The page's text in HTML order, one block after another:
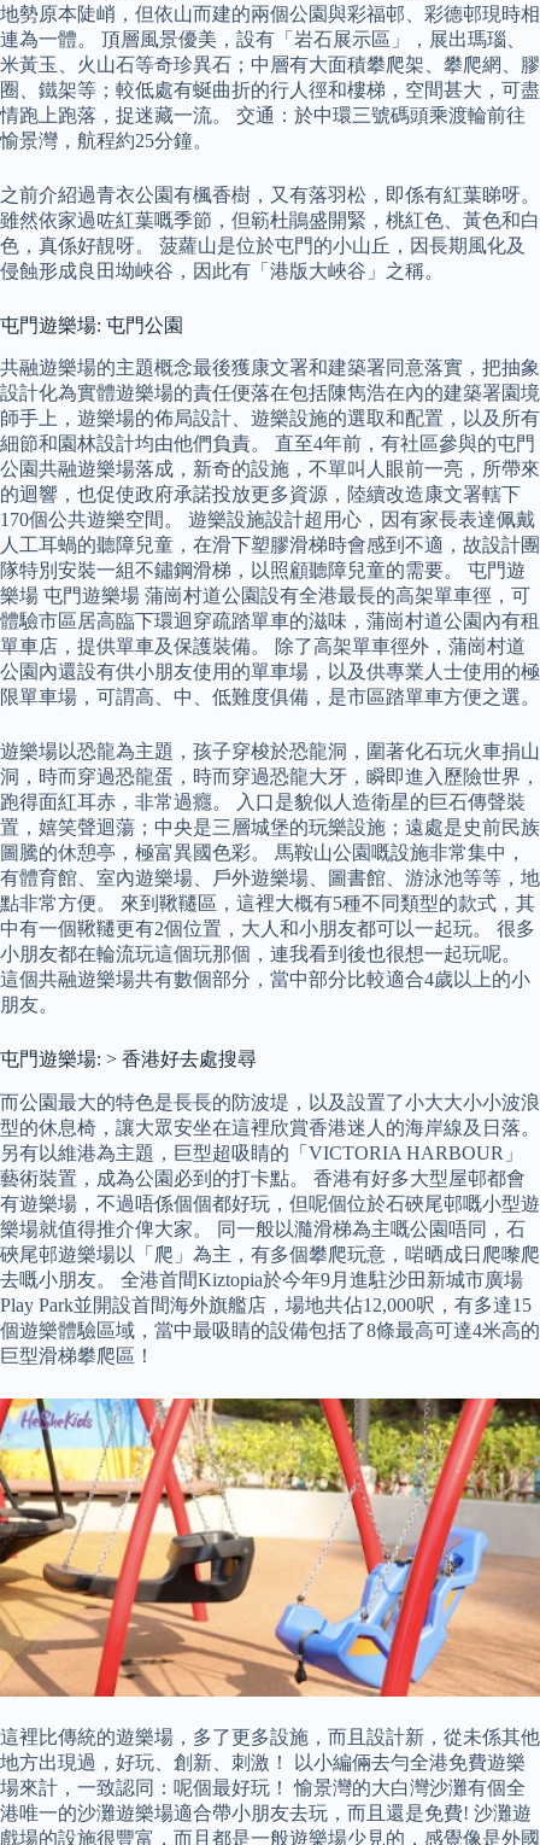
地勢原本陡峭，但依山而建的兩個公園與彩福邨、彩德邨現時相
連為一體。 頂層風景優美，設有「岩石展示區」，展出瑪瑙、
米黃玉、火山石等奇珍異石；中層有大面積攀爬架、攀爬網、膠
圈、鐵架等；較低處有蜒曲折的行人徑和樓梯，空間甚大，可盡
情跑上跑落，捉迷藏一流。 交通：於中環三號碼頭乘渡輪前往
愉景灣，航程約25分鐘。
之前介紹過青衣公園有楓香樹，又有落羽松，即係有紅葉睇呀。
雖然依家過咗紅葉嘅季節，但簕杜鵑盛開緊，桃紅色、黃色和白
色，真係好靚呀。 菠蘿山是位於屯門的小山丘，因長期風化及
侵蝕形成良田坳峽谷，因此有「港版大峽谷」之稱。
屯門遊樂場: 屯門公園
共融遊樂場的主題概念最後獲康文署和建築署同意落實，把抽象
設計化為實體遊樂場的責任便落在包括陳雋浩在內的建築署園境
師手上，遊樂場的佈局設計、遊樂設施的選取和配置，以及所有
細節和園林設計均由他們負責。 直至4年前，有社區參與的屯門
公園共融遊樂場落成，新奇的設施，不單叫人眼前一亮，所帶來
的迴響，也促使政府承諾投放更多資源，陸續改造康文署轄下
170個公共遊樂空間。 遊樂設施設計超用心，因有家長表達佩戴
人工耳蝸的聽障兒童，在滑下塑膠滑梯時會感到不適，故設計團
隊特別安裝一組不鏽鋼滑梯，以照顧聽障兒童的需要。 屯門遊
樂場 屯門遊樂場 蒲崗村道公園設有全港最長的高架單車徑，可
體驗市區居高臨下環迴穿疏踏單車的滋味，蒲崗村道公園內有租
單車店，提供單車及保護裝備。 除了高架單車徑外，蒲崗村道
公園內還設有供小朋友使用的單車場，以及供專業人士使用的極
限單車場，可謂高、中、低難度俱備，是市區踏單車方便之選。
遊樂場以恐龍為主題，孩子穿梭於恐龍洞，圍著化石玩火車捐山
洞，時而穿過恐龍蛋，時而穿過恐龍大牙，瞬即進入歷險世界，
跑得面紅耳赤，非常過癮。 入口是貌似人造衛星的巨石傳聲裝
置，嬉笑聲迴蕩；中央是三層城堡的玩樂設施；遠處是史前民族
圖騰的休憩亭，極富異國色彩。 馬鞍山公園嘅設施非常集中，
有體育館、室內遊樂場、戶外遊樂場、圖書館、游泳池等等，地
點非常方便。 來到鞦韆區，這裡大概有5種不同類型的款式，其
中有一個鞦韆更有2個位置，大人和小朋友都可以一起玩。 很多
小朋友都在輪流玩這個玩那個，連我看到後也很想一起玩呢。
這個共融遊樂場共有數個部分，當中部分比較適合4歲以上的小
朋友。
屯門遊樂場: > 香港好去處搜尋
而公園最大的特色是長長的防波堤，以及設置了小大大小小波浪
型的休息椅，讓大眾安坐在這裡欣賞香港迷人的海岸線及日落。
另有以維港為主題，巨型超吸睛的「VICTORIA HARBOUR」
藝術裝置，成為公園必到的打卡點。 香港有好多大型屋邨都會
有遊樂場，不過唔係個個都好玩，但呢個位於石硤尾邨嘅小型遊
樂場就值得推介俾大家。 同一般以瀡滑梯為主嘅公園唔同，石
硤尾邨遊樂場以「爬」為主，有多個攀爬玩意，啱晒成日爬嚟爬
去嘅小朋友。 全港首間Kiztopia於今年9月進駐沙田新城市廣場
Play Park並開設首間海外旗艦店，場地共佔12,000呎，有多達15
個遊樂體驗區域，當中最吸睛的設備包括了8條最高可達4米高的
巨型滑梯攀爬區！
這裡比傳統的遊樂場，多了更多設施，而且設計新，從未係其他
地方出現過，好玩、創新、刺激！ 以小編倆去勻全港免費遊樂
場來計，一致認同：呢個最好玩！ 愉景灣的大白灣沙灘有個全
港唯一的沙灘遊樂場適合帶小朋友去玩，而且還是免費! 沙灘遊
戲場的設施很豐富，而且都是一般遊樂場少見的，感覺像是外國